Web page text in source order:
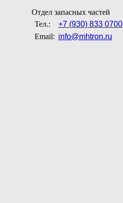
Отдел запасных частей
Тел.:
+7 (930) 833 0700
Email: info@mhtron.ru